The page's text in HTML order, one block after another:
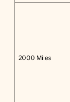
2000 Miles